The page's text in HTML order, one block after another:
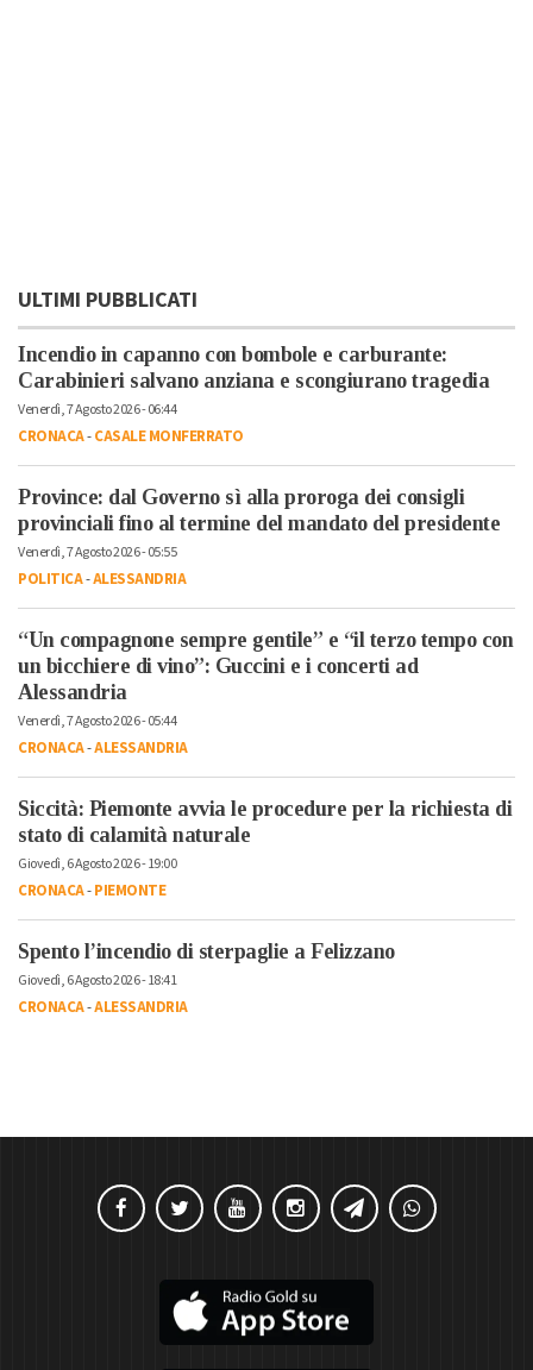
ULTIMI PUBBLICATI
Incendio in capanno con bombole e carburante:
Carabinieri salvano anziana e scongiurano tragedia
Venerdì, 7 Agosto 2026 - 06:44
CRONACA-CASALE MONFERRATO
Province: dal Governo sì alla proroga dei consigli
provinciali fino al termine del mandato del presidente
Venerdì, 7 Agosto 2026 - 05:55
POLITICA-ALESSANDRIA
“Un compagnone sempre gentile” e “il terzo tempo con
un bicchiere di vino”: Guccini e i concerti ad
Alessandria
Venerdì, 7 Agosto 2026 - 05:44
CRONACA-ALESSANDRIA
Siccità: Piemonte avvia le procedure per la richiesta di
stato di calamità naturale
Giovedì, 6 Agosto 2026 - 19:00
CRONACA-PIEMONTE
Spento l’incendio di sterpaglie a Felizzano
Giovedì, 6 Agosto 2026 - 18:41
CRONACA-ALESSANDRIA